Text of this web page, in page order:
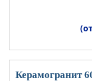
Керамогранит